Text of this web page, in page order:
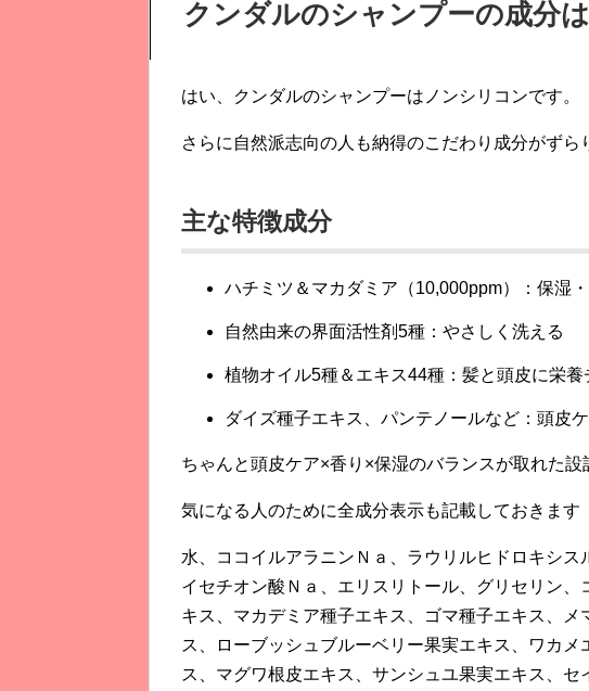
クンダルのシャンプーの成分
はい、クンダルのシャンプーはノンシリコンです。
さらに自然派志向の人も納得のこだわり成分がずら
主な特徴成分
ハチミツ＆マカダミア（10,000ppm）：保湿
自然由来の界面活性剤5種：やさしく洗える
植物オイル5種＆エキス44種：髪と頭皮に栄養
ダイズ種子エキス、パンテノールなど：頭皮
ちゃんと頭皮ケア×香り×保湿のバランスが取れた設
気になる人のために全成分表示も記載しておきます
水、ココイルアラニンＮａ、ラウリルヒドロキシ
イセチオン酸Ｎａ、エリスリトール、グリセリン
キス、マカデミア種子エキス、ゴマ種子エキス、
ス、ローブッシュブルーベリー果実エキス、ワカ
ス、マグワ根皮エキス、サンシュユ果実エキス、